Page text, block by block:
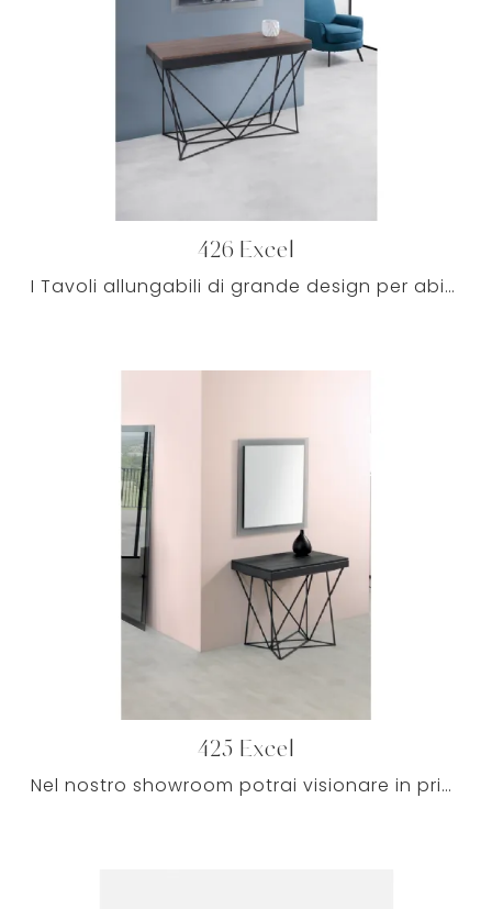
426 Excel
I Tavoli allungabili di grande design per abitazioni moderne, tra cui quelli che presentiamo nel nostro showroom, possono inserirsi con un certo ...
425 Excel
Nel nostro showroom potrai visionare in prima persona le più belle proposte del rinomato marchio, frutto di passione nel settore dell'arredo e ...